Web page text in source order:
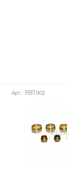
Арт.: RBT002